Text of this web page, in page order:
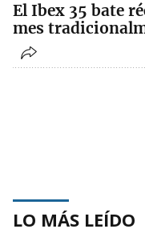
El Ibex 35 bate
mes
LO MÁS LEÍDO